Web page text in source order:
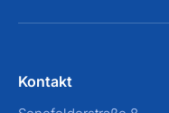
Kontakt